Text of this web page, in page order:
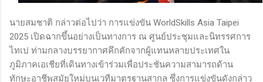
นายสมชาติ กล่าวต่อไปว่า การแข่งขัน WorldSkills Asia Taipei
2025 เปิดฉากขึ้นอย่างเป็นทางการ ณ ศูนย์ประชุมและนิทรรศการ
ไทเป ท่ามกลางบรรยากาศคึกคักจากผู้แทนหลายประเทศใน
ภูมิภาคเอเชียที่เดินทางเข้าร่วมเพื่อประชันความสามารถด้าน
ทักษะอาชีพสมัยใหม่บนเวทีมาตรฐานสากล ซึ่งการแข่งขันดังกล่าว